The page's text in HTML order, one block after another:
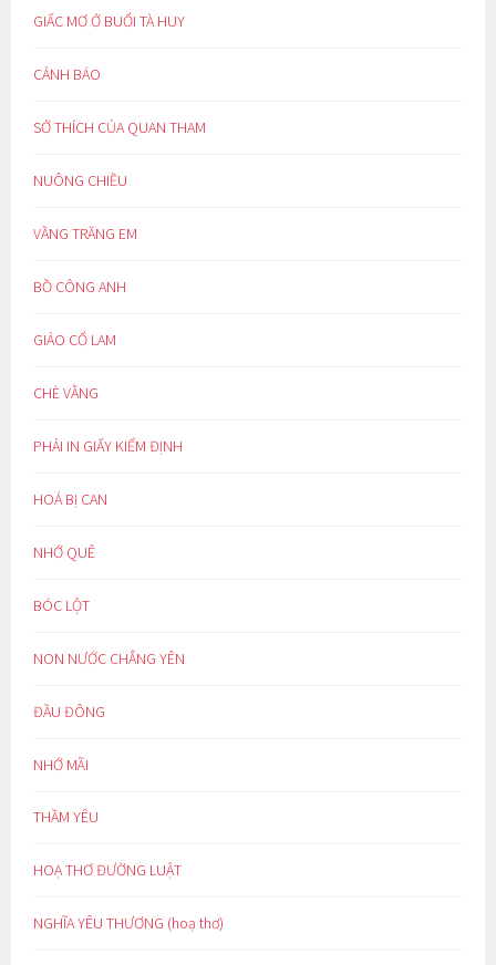
GIẤC MƠ Ở BUỔI TÀ HUY
CẢNH BÁO
SỞ THÍCH CỦA QUAN THAM
NUÔNG CHIỀU
VẦNG TRĂNG EM
BỒ CÔNG ANH
GIẢO CỔ LAM
CHÈ VẰNG
PHẢI IN GIẤY KIỂM ĐỊNH
HOÁ BỊ CAN
NHỚ QUÊ
BÓC LỘT
NON NƯỚC CHẲNG YÊN
ĐẦU ĐÔNG
NHỚ MÃI
THẦM YÊU
HOẠ THƠ ĐƯỜNG LUẬT
NGHĨA YÊU THƯƠNG (hoạ thơ)